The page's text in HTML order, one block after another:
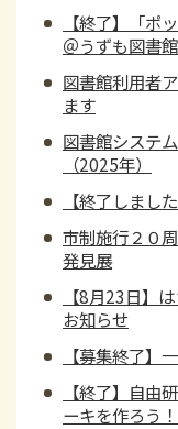
【終了】「ポ
＠うずも図書
図書館利用者
ます
図書館システ
（2025年）
【終了しまし
市制施行２０
発見展
【8月23日】
お知らせ
【募集終了】
【終了】自由
ーキを作ろう！